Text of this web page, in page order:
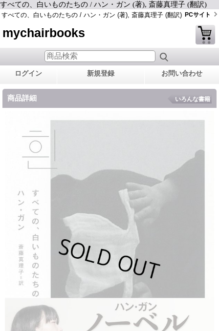
すべての、白いものたちの / ハン・ガン (著), 斎藤真理子 (翻訳)
すべての、白いものたちの / ハン・ガン (著), 斎藤真理子 (翻訳) PCサイト
mychairbooks
ログイン 新規登録 お問い合わせ
商品詳細 いろんな書籍